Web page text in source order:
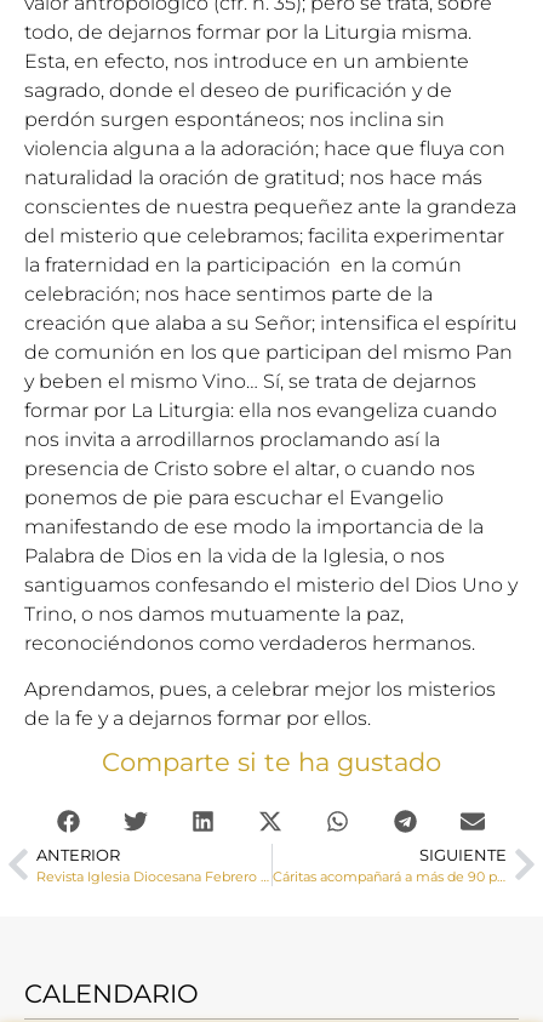
todo, de dejarnos formar por la Liturgia misma.
Esta, en efecto, nos introduce en un ambiente
sagrado, donde el deseo de purificación y de
perdón surgen espontáneos; nos inclina sin
violencia alguna a la adoración; hace que fluya con
naturalidad la oración de gratitud; nos hace más
conscientes de nuestra pequeñez ante la grandeza
del misterio que celebramos; facilita experimentar
la fraternidad en la participación en la común
celebración; nos hace sentimos parte de la
creación que alaba a su Señor; intensifica el espíritu
de comunión en los que participan del mismo Pan
y beben el mismo Vino… Sí, se trata de dejarnos
formar por La Liturgia: ella nos evangeliza cuando
nos invita a arrodillarnos proclamando así la
presencia de Cristo sobre el altar, o cuando nos
ponemos de pie para escuchar el Evangelio
manifestando de ese modo la importancia de la
Palabra de Dios en la vida de la Iglesia, o nos
santiguamos confesando el misterio del Dios Uno y
Trino, o nos damos mutuamente la paz,
reconociéndonos como verdaderos hermanos.
Aprendamos, pues, a celebrar mejor los misterios
de la fe y a dejarnos formar por ellos.
Comparte si te ha gustado
ANTERIOR SIGUIENTE
Cáritas acompañará a más de 90 personas este año para mejorar su formación gracias al Fondo Social Europeo y la Junta
CALENDARIO